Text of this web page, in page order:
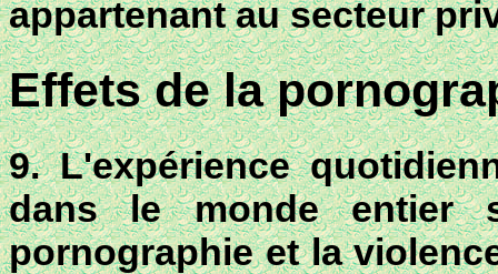
appartenant au secteur
Effets de la
9. L'expérience
dans le monde entier
pornographie et la